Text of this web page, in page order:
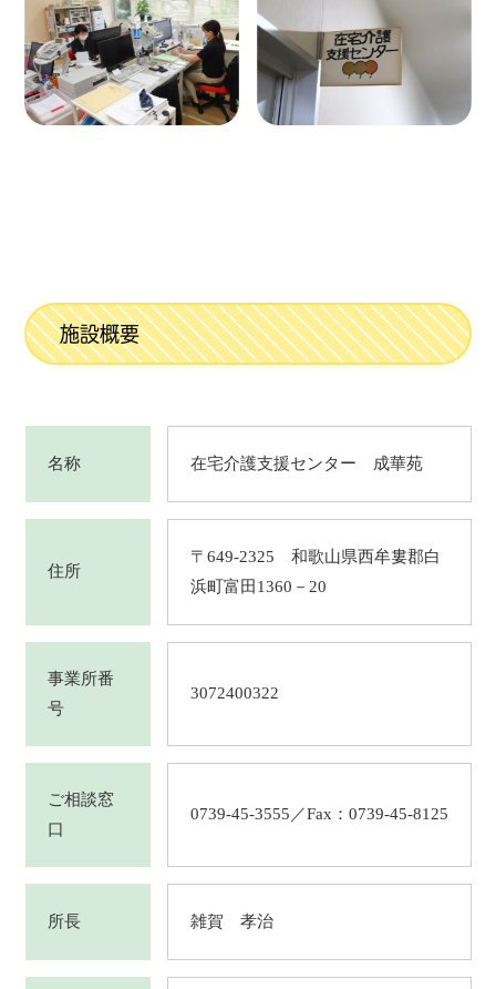
施設概要
名称 在宅介護支援センター 成華苑
住所
〒649-2325 和歌山県西牟婁郡白
浜町富田1360－20
事業所番
号
3072400322
ご相談窓
口
0739-45-3555／Fax：0739-45-8125
所長 雑賀 孝治